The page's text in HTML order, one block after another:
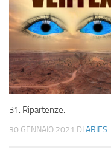
31. Ripartenze.
30 GENNAIO 2021 DI ARIES